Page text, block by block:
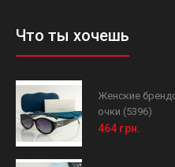
Что ты хочешь
Женские
очки (5396)
464 грн.